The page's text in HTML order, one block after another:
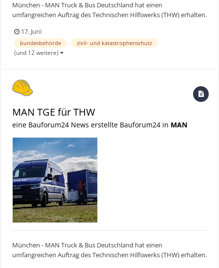
München - MAN Truck & Bus Deutschland hat einen
umfangreichen Auftrag des Technischen Hilfswerks (THW) erhalten.
Einsatz im Zivil- und Katastrophenschutz geliefert, wobei 350 dem
Typ Führungskraftwagen sowie 140 dem Typ
Mannschaftstranspor...
17. Juni
bundesbehörde zivil- und katastrophenschutz
(und 12 weitere)
MAN TGE für THW
eine Bauforum24 News erstellte Bauforum24 in MAN
München - MAN Truck & Bus Deutschland hat einen
umfangreichen Auftrag des Technischen Hilfswerks (THW) erhalten.